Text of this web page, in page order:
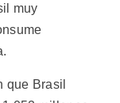
muy
que Brasil